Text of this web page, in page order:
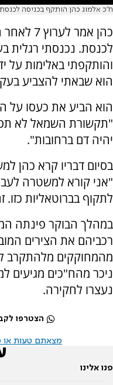
ח"כ אלמוג כהן הותקף בכניסה לכנסת
כהן אמר
לכנסת. נכנסתי רגלית
והותקפתי באלימות על
הוא שבאתי להצביע
הוא הביע את כעסו על
"תקשורת השמאל לא
יהיה דם ברחובות".
בסיום דבריו קרא כהן
"אני קורא למשטרה
לתקוף בברוטאליות כזו.
במהלך הבוקר פינתה
רכביהם את הצירים
מהמחוקקים מלהתקרב
ניכר מהח"כים מגיעים
נעצרו לחקירה.
הצטרפו
מצאתם טעות או
פנו אלינו